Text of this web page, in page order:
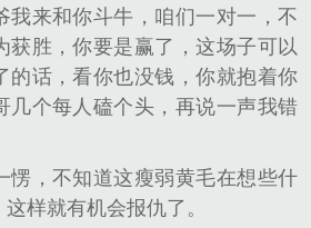
我来和你斗牛，咱们一对一，不
获胜，你要是赢了，这场子可以
的话，看你也没钱，你就抱着你
几个每人磕个头，再说一声我错
愣，不知道这瘦弱黄毛在想些什
样就有机会报仇了。